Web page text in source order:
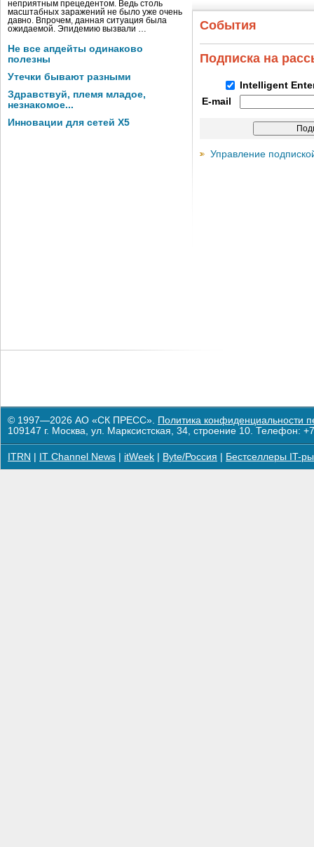
неприятным прецедентом. Ведь столь
масштабных заражений не было уже очень
давно. Впрочем, данная ситуация была
ожидаемой. Эпидемию вызвали …
Не все апдейты одинаково
полезны
Утечки бывают разными
Здравствуй, племя младое,
незнакомое...
Инновации для сетей X5
События
Подписка на
Intelligent
E-mail
Управление
© 1997—2026 АО «СК ПРЕСС». Политика конфиденциальности
109147 г. Москва, ул. Марксистская, 34, строение 10. Телефон:
ITRN IT Channel News itWeek Byte/Россия Бестселлеры IT-